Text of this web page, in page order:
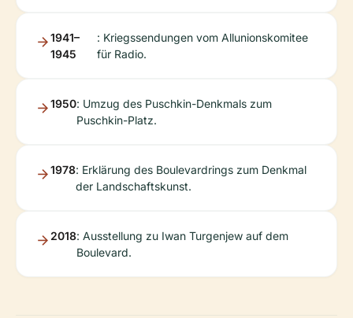
1941–
1945
: Kriegssendungen vom Allunionskomitee
für Radio.
1950: Umzug des Puschkin-Denkmals zum
Puschkin-Platz.
1978: Erklärung des Boulevardrings zum Denkmal
der Landschaftskunst.
2018: Ausstellung zu Iwan Turgenjew auf dem
Boulevard.